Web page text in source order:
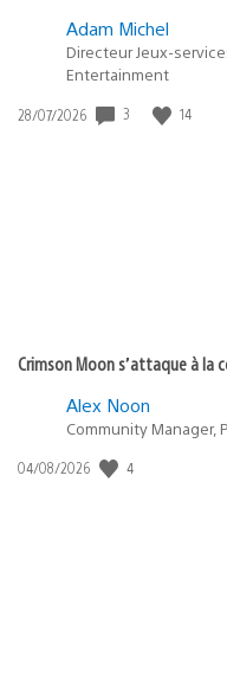
Adam Michel
Directeur Jeux-
Entertainment
Date
28/07/2026 3 14
Crimson Moon s’attaque à la
Alex Noon
Community Manager,
Date
04/08/2026 4